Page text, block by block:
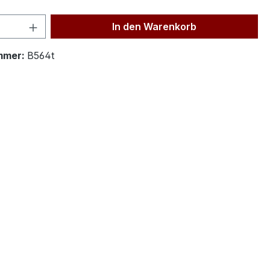
Anzahl: Gib den gewünschten Wert
In den Warenkorb
B564t